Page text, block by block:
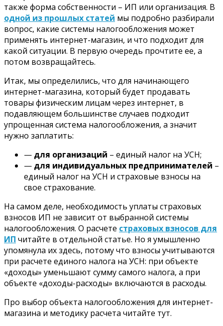
также форма собственности – ИП или организация. В
одной из прошлых статей мы подробно разбирали
вопрос, какие системы налогообложения может
применять интернет-магазин, и что подходит для
какой ситуации. В первую очередь прочтите ее, а
потом возвращайтесь.
Итак, мы определились, что для начинающего
интернет-магазина, который будет продавать
товары физическим лицам через интернет, в
подавляющем большинстве случаев подходит
упрощенная система налогообложения, а значит
нужно заплатить:
— для организаций – единый налог на УСН;
— для индивидуальных предпринимателей –
единый налог на УСН и страховые взносы на
свое страхование.
На самом деле, необходимость уплаты страховых
взносов ИП не зависит от выбранной системы
налогообложения. О расчете страховых взносов для
ИП читайте в отдельной статье. Но я умышленно
упомянула их здесь, потому что взносы учитываются
при расчете единого налога на УСН: при объекте
«доходы» уменьшают сумму самого налога, а при
объекте «доходы-расходы» включаются в расходы.
Про выбор объекта налогообложения для интернет-
магазина и методику расчета читайте тут.